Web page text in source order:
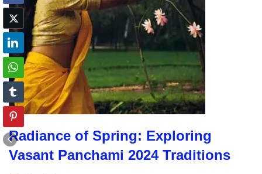
Radiance of Spring: Exploring
Vasant Panchami 2024 Traditions